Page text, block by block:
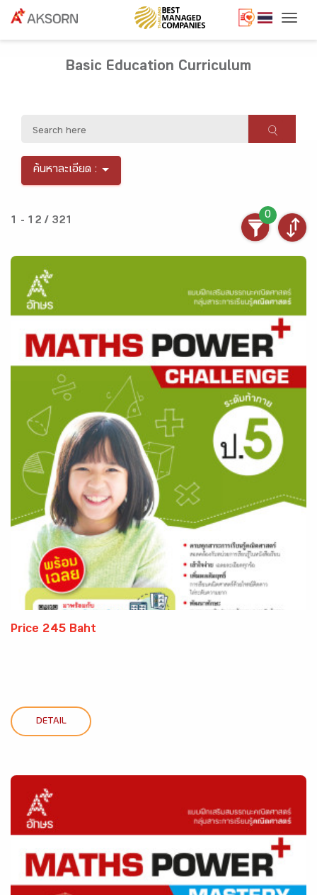
Basic Education Curriculum
ค้นหาละเอียด :
1 - 12 / 321
0
Price 245 Baht
DETAIL